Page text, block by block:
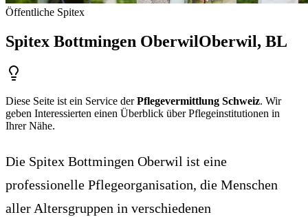
Öffentliche Spitex
Spitex Bottmingen OberwilOberwil, BL
Diese Seite ist ein Service derPflegevermittlung Schweiz. Wir
geben Interessierten einen Überblick über Pflegeinstitutionen in
Ihrer Nähe.
Die Spitex Bottmingen Oberwil ist eine
professionelle Pflegeorganisation, die Menschen
aller Altersgruppen in verschiedenen